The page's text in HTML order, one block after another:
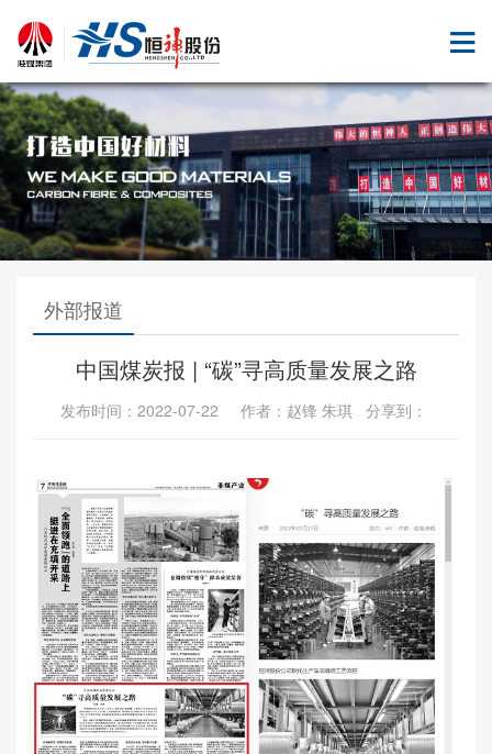
外部报道
中国煤炭报 | “碳”寻高质量发展之路
发布时间：2022-07-22 作者：赵锋 朱琪 分享到：